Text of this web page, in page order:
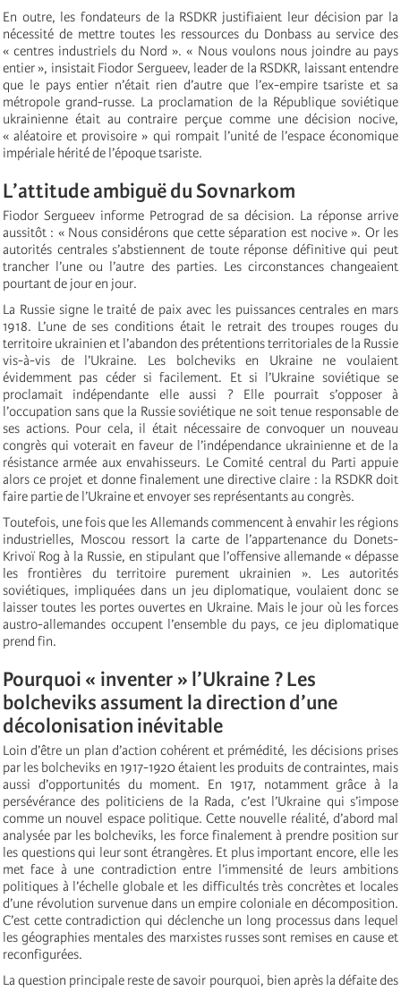
En outre, les fondateurs de la RSDKR justifiaient leur décision par la
nécessité de mettre toutes les ressources du Donbass au service des
« centres industriels du Nord ». « Nous voulons nous joindre au pays
entier », insistait Fiodor Sergueev, leader de la RSDKR, laissant entendre
que le pays entier n’était rien d’autre que l’ex-empire tsariste et sa
métropole grand-russe. La proclamation de la République soviétique
ukrainienne était au contraire perçue comme une décision nocive,
« aléatoire et provisoire » qui rompait l’unité de l’espace économique
impériale hérité de l’époque tsariste.
L’attitude ambiguë du Sovnarkom
Fiodor Sergueev informe Petrograd de sa décision. La réponse arrive
aussitôt : « Nous considérons que cette séparation est nocive ». Or les
autorités centrales s’abstiennent de toute réponse définitive qui peut
trancher l’une ou l’autre des parties. Les circonstances changeaient
pourtant de jour en jour.
La Russie signe le traité de paix avec les puissances centrales en mars
1918. L’une de ses conditions était le retrait des troupes rouges du
territoire ukrainien et l’abandon des prétentions territoriales de la Russie
vis-à-vis de l’Ukraine. Les bolcheviks en Ukraine ne voulaient
évidemment pas céder si facilement. Et si l’Ukraine soviétique se
proclamait indépendante elle aussi ? Elle pourrait s’opposer à
l’occupation sans que la Russie soviétique ne soit tenue responsable de
ses actions. Pour cela, il était nécessaire de convoquer un nouveau
congrès qui voterait en faveur de l’indépendance ukrainienne et de la
résistance armée aux envahisseurs. Le Comité central du Parti appuie
alors ce projet et donne finalement une directive claire : la RSDKR doit
faire partie de l’Ukraine et envoyer ses représentants au congrès.
Toutefois, une fois que les Allemands commencent à envahir les régions
industrielles, Moscou ressort la carte de l’appartenance du Donets-
Krivoï Rog à la Russie, en stipulant que l’offensive allemande « dépasse
les frontières du territoire purement ukrainien ». Les autorités
soviétiques, impliquées dans un jeu diplomatique, voulaient donc se
laisser toutes les portes ouvertes en Ukraine. Mais le jour où les forces
austro-allemandes occupent l’ensemble du pays, ce jeu diplomatique
prend fin.
Pourquoi « inventer » l’Ukraine ? Les
bolcheviks assument la direction d’une
décolonisation inévitable
Loin d’être un plan d’action cohérent et prémédité, les décisions prises
par les bolcheviks en 1917-1920 étaient les produits de contraintes, mais
aussi d’opportunités du moment. En 1917, notamment grâce à la
persévérance des politiciens de la Rada, c’est l’Ukraine qui s’impose
comme un nouvel espace politique. Cette nouvelle réalité, d’abord mal
analysée par les bolcheviks, les force finalement à prendre position sur
les questions qui leur sont étrangères. Et plus important encore, elle les
met face à une contradiction entre l’immensité de leurs ambitions
politiques à l’échelle globale et les difficultés très concrètes et locales
d’une révolution survenue dans un empire coloniale en décomposition.
C’est cette contradiction qui déclenche un long processus dans lequel
les géographies mentales des marxistes russes sont remises en cause et
reconfigurées.
La question principale reste de savoir pourquoi, bien après la défaite des